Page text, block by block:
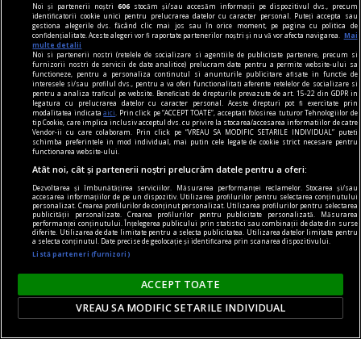
prof, viața mea
Viitorul începe ieri
Au mai fost și alte titluri, bineînțeles, poate nu
atît de cunoscute, unele de psihologie și
Noi și partenerii noștri606 stocăm și/sau accesăm informații pe dispozitivul dvs., precum
identificatorii cookie unici pentru prelucrarea datelor cu caracter personal. Puteți accepta sau
gestiona alegerile dvs. făcând clic mai jos sau în orice moment, pe pagina cu politica de
confidențialitate. Aceste alegeri vor fi raportate partenerilor noștri și nu vă vor afecta navigarea.
Mai
multe detalii
Noi si partenerii nostri (retelele de socializare si agentiile de publicitate partenere, precum si
furnizorii nostri de servicii de date analitice) prelucram date pentru a permite website-ului sa
functioneze, pentru a personaliza continutul si anunturile publicitare afisate in functie de
interesele si/sau profilul dvs., pentru a va oferi functionalitati aferente retelelor de socializare si
pentru a analiza traficul pe website. Beneficiati de drepturile prevazute de art. 15-22 din GDPR in
legatura cu prelucrarea datelor cu caracter personal. Aceste drepturi pot fi exercitate prin
modalitatea indicataaici
. Prin click pe “ACCEPT TOATE”, acceptati folosirea tuturor Tehnologiilor de
tip Cookie, care implica inclusiv acceptul dvs. cu privire la stocarea/accesarea informatiilor de catre
Vendor-ii cu care colaboram. Prin click pe “VREAU SA MODIFIC SETARILE INDIVIDUAL” puteti
schimba preferintele in mod individual, mai putin cele legate de cookie strict necesare pentru
functionarea website-ului.
Atât noi, cât și partenerii noștri prelucrăm datele pentru a oferi:
Dezvoltarea și îmbunătățirea serviciilor. Măsurarea performanței reclamelor. Stocarea și/sau
accesarea informațiilor de pe un dispozitiv. Utilizarea profilurilor pentru selectarea conținutului
personalizat. Crearea profilurilor de conținut personalizat. Utilizarea profilurilor pentru selectarea
publicității personalizate. Crearea profilurilor pentru publicitate personalizată. Măsurarea
performanței conținutului. Înțelegerea publicului prin statistici sau combinații de date din surse
diferite. Utilizarea de date limitate pentru a selecta publicitatea. Utilizarea datelor limitate pentru
a selecta conținutul. Date precise de geolocație și identificarea prin scanarea dispozitivului.
Listă parteneri (furnizori)
ACCEPT TOATE
VREAU SA MODIFIC SETARILE INDIVIDUAL